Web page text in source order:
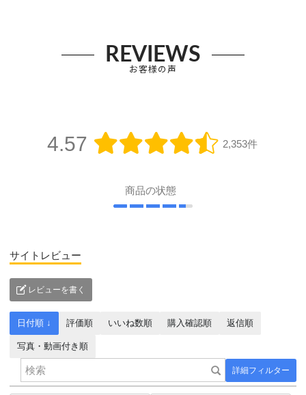
REVIEWS
お客様の声
4.57 2,353件
商品の状態
サイトレビュー
レビューを書く
詳細フィルター
日付順 ↓ 評価順 いいね数順 購入確認順 返信順
写真・動画付き順